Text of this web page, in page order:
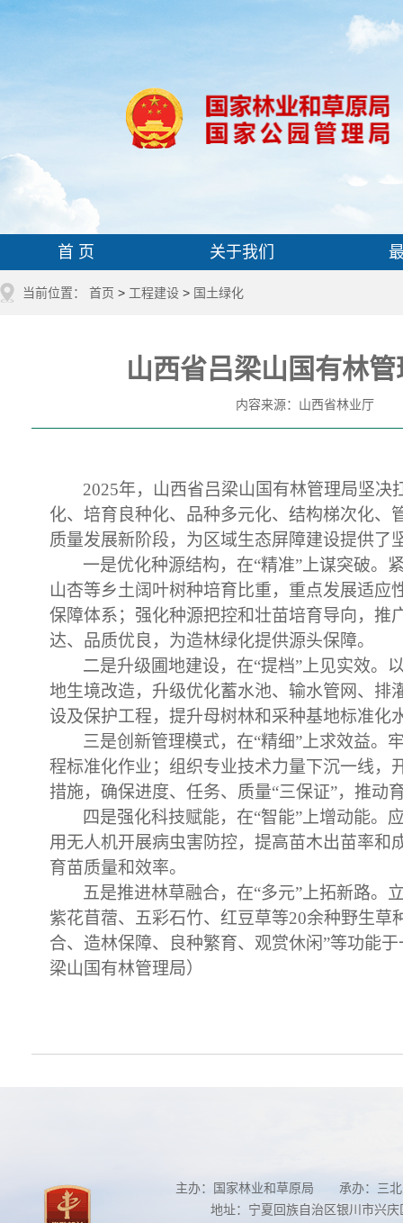
首 页 关于我们
当前位置： 首页 > 工程建设 > 国土绿化
山西省吕梁山国有林
内容来源：山西省林业厅
2025年，山西省吕梁山国有林管理局坚决
化、培育良种化、品种多元化、结构梯次化、
质量发展新阶段，为区域生态屏障建设提供了
一是优化种源结构，在“精准”上谋突破。
山杏等乡土阔叶树种培育比重，重点发展适
保障体系；强化种源把控和壮苗培育导向，推
达、品质优良，为造林绿化提供源头保障。
二是升级圃地建设，在“提档”上见实效。
地生境改造，升级优化蓄水池、输水管网、排
设及保护工程，提升母树林和采种基地标准化
三是创新管理模式，在“精细”上求效益。
程标准化作业；组织专业技术力量下沉一线，
措施，确保进度、任务、质量“三保证”，推动
四是强化科技赋能，在“智能”上增动能。
用无人机开展病虫害防控，提高苗木出苗率
育苗质量和效率。
五是推进林草融合，在“多元”上拓新路。
紫花苜蓿、五彩石竹、红豆草等20余种野生
合、造林保障、良种繁育、观赏休闲”等功能
梁山国有林管理局）
主办：国家林业和草原局 承办：三北
地址：宁夏回族自治区银川市兴